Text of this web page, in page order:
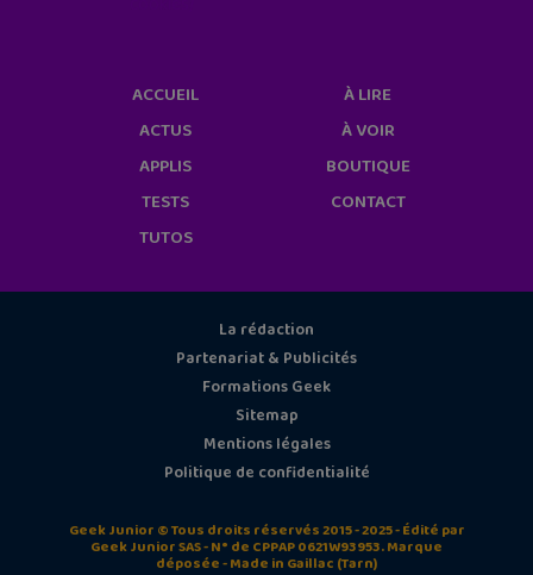
ACCUEIL
ACTUS
APPLIS
TESTS
TUTOS
À LIRE
À VOIR
BOUTIQUE
CONTACT
La rédaction
Partenariat & Publicités
Formations Geek
Sitemap
Mentions légales
Politique de confidentialité
Geek Junior © Tous droits réservés 2015 - 2025 - Édité par
Geek Junior SAS - N° de CPPAP 0621W93953. Marque
déposée - Made in Gaillac (Tarn)